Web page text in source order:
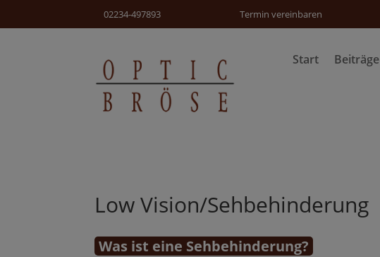
02234-497893 Termin vereinbaren
Start Beiträge
Low Vision/­Sehbehinderung
Was ist eine Sehbehinderung?